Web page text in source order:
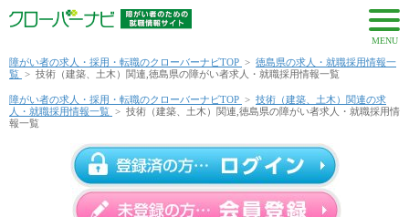
MENU
障がい者の求人・採用・転職のクローバーナビTOP > 徳島県の求人・就職採用情報一
覧 > 技術（建築、土木）関連,徳島県の障がい者求人・就職採用情報一覧
障がい者の求人・採用・転職のクローバーナビTOP > 技術（建築、土木）関連の求
人・就職採用情報一覧 > 技術（建築、土木）関連,徳島県の障がい者求人・就職採用情
報一覧